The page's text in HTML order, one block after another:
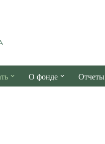
О фонде Отчеты